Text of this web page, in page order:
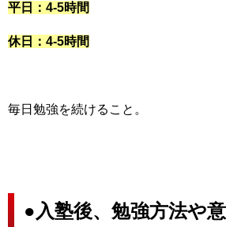
平日：4-5時間
休日：4-5時間
毎日勉強を続けること。
●入塾後、勉強方法や